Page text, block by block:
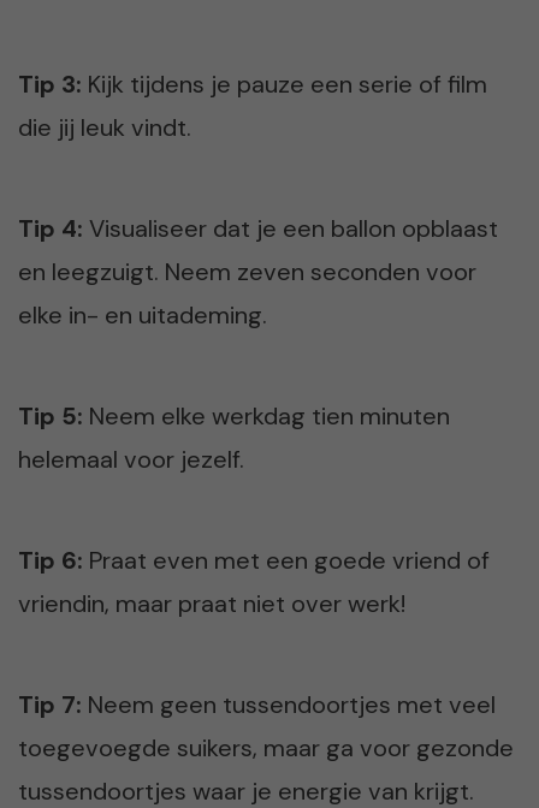
Tip 3: Kijk tijdens je pauze een serie of film
die jij leuk vindt.
Tip 4: Visualiseer dat je een ballon opblaast
en leegzuigt. Neem zeven seconden voor
elke in- en uitademing.
Tip 5: Neem elke werkdag tien minuten
helemaal voor jezelf.
Tip 6: Praat even met een goede vriend of
vriendin, maar praat niet over werk!
Tip 7: Neem geen tussendoortjes met veel
toegevoegde suikers, maar ga voor gezonde
tussendoortjes waar je energie van krijgt.